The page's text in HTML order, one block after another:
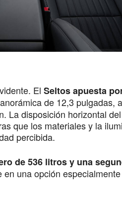
El Seltos apuesta
de 12,3 pulgadas,
La disposición horizontal
que los materiales y la
percibida.
de 536 litros y una
en una opción